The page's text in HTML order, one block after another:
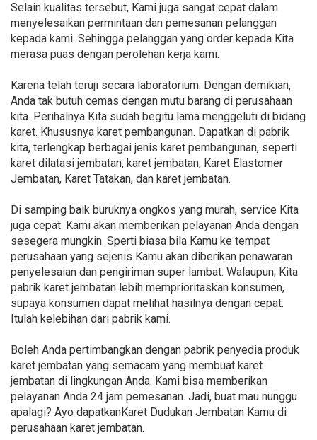
Selain kualitas tersebut, Kami juga sangat cepat dalam
menyelesaikan permintaan dan pemesanan pelanggan
kepada kami. Sehingga pelanggan yang order kepada Kita
merasa puas dengan perolehan kerja kami.
Karena telah teruji secara laboratorium. Dengan demikian,
Anda tak butuh cemas dengan mutu barang di perusahaan
kita. Perihalnya Kita sudah begitu lama menggeluti di bidang
karet. Khususnya karet pembangunan. Dapatkan di pabrik
kita, terlengkap berbagai jenis karet pembangunan, seperti
karet dilatasi jembatan, karet jembatan, Karet Elastomer
Jembatan, Karet Tatakan, dan karet jembatan.
Di samping baik buruknya ongkos yang murah, service Kita
juga cepat. Kami akan memberikan pelayanan Anda dengan
sesegera mungkin. Sperti biasa bila Kamu ke tempat
perusahaan yang sejenis Kamu akan diberikan penawaran
penyelesaian dan pengiriman super lambat. Walaupun, Kita
pabrik karet jembatan lebih memprioritaskan konsumen,
supaya konsumen dapat melihat hasilnya dengan cepat.
Itulah kelebihan dari pabrik kami.
Boleh Anda pertimbangkan dengan pabrik penyedia produk
karet jembatan yang semacam yang membuat karet
jembatan di lingkungan Anda. Kami bisa memberikan
pelayanan Anda 24 jam pemesanan. Jadi, buat mau nunggu
apalagi? Ayo dapatkanKaret Dudukan Jembatan Kamu di
perusahaan karet jembatan.